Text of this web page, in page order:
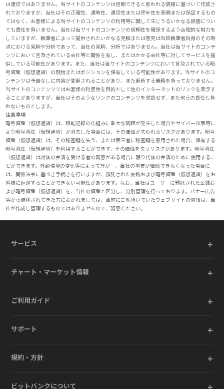
は適切ではありません。当サイトのコンテンツは信頼できると思われる情報に基づいて作成さ
れておりますが、当社はその正確性、適時性、適切性または完全性を表明または保証するもの
ではなく、お客様による当サイトのコンテンツの利用等に関して生じうるいかなる損害につい
ても責任を負いません。当社は当サイトのコンテンツの信頼性を確保するよう合理的な努力を
していますが、執筆者によって提供されたいかなる見解または意見は当該執筆者自身のその時
点における見解や分析であって、当社の見解、分析ではありません。当社は当サイトのコンテ
ンツにおいて言及されている会社等と関係を有し、またはかかる会社等に対してサービスを提
供している可能性があります。また、当社は当サイトのコンテンツにおいて言及されている暗
号資産（仮想通貨）の現物またはポジションを保有している可能性があります。当サイトのコ
ンテンツは予告なしに内容が変更されることがあり、また更新する義務を負っておりません。
当サイトのコンテンツではお客様の利便性を目的として他のインターネットのリンクを表示す
ることがありますが、当社はそのようなリンクのコンテンツを是認せず、また何らの責任も負
わないものとします。
注意事項
暗号資産（仮想通貨）は、移転記録の仕組みに重大な問題が発生した場合やサイバー攻撃等に
より暗号資産（仮想通貨）が消失した場合には、その価値が失われるリスクがあります。暗号
資産（仮想通貨）は、その秘密鍵を失う、または第三者に秘密鍵を悪用された場合、保有する
暗号資産（仮想通貨）を利用することができず、その価値を失うリスクがあります。暗号資産
（仮想通貨）は対価の弁済を受ける者の同意がある場合に限り代価の弁済のために使用するこ
とができます。外部環境の変化等によって万が一、当社の事業が継続できなくなった場合に
は、関係法令に基づき手続きを行いますが、預託された金銭および暗号資産（仮想通貨）をお
客様に返還することができない可能性があります。なお、当社はユーザーに預託された金銭お
よび暗号資産（仮想通貨）を、当社の資産と区分し、分別管理を行っております。バナー広告
等から遷移されてきた方におかれましては、直前にご覧頂いていたウェブサイトの情報は、当
社が作成し管理するものではありませんのでご留意ください。
サービス +
チャート・マーケット情報 +
ご利用ガイド +
サポート +
規約・方針 +
ビットバンクについて